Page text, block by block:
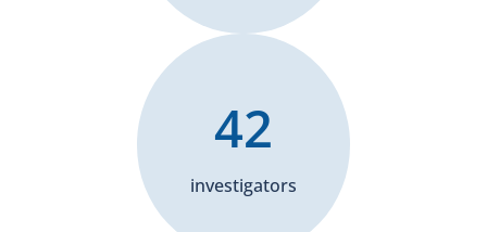
investigators
42